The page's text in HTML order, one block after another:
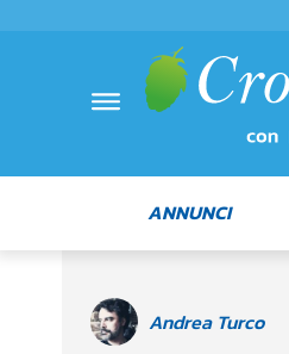
ANNUNCI
Andrea Turco